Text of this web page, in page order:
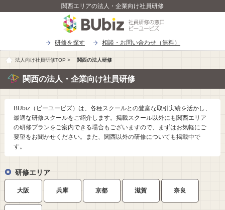
関西エリアの法人・企業向け社員研修
研修を探す 相談・お問い合わせ（無料）
法人向け社員研修TOP > 関西の法人研修
関西の法人・企業向け社員研修
BUbiz（ビーユービズ）は、各種スクールとの豊富な取引実績を活かし、
最適な研修スクールをご紹介します。掲載スクール以外にも関西エリア
の研修プランをご案内できる場合もございますので、まずはお気軽にご
要望をお聞かせください。また、関西以外の研修についても掲載中で
す。
研修エリア
大阪 兵庫 京都 滋賀 奈良